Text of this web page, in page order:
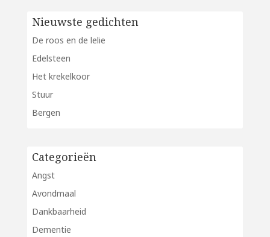
Nieuwste gedichten
De roos en de lelie
Edelsteen
Het krekelkoor
Stuur
Bergen
Categorieën
Angst
Avondmaal
Dankbaarheid
Dementie